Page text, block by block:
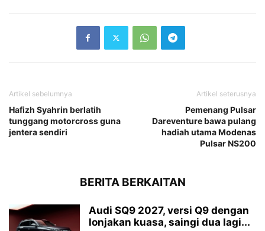
Artikel sebelumnya
Hafizh Syahrin berlatih
tunggang motorcross guna
jentera sendiri
Artikel seterusnya
Pemenang Pulsar
Dareventure bawa pulang
hadiah utama Modenas
Pulsar NS200
BERITA BERKAITAN
Audi SQ9 2027, versi Q9 dengan
lonjakan kuasa, saingi dua lagi...